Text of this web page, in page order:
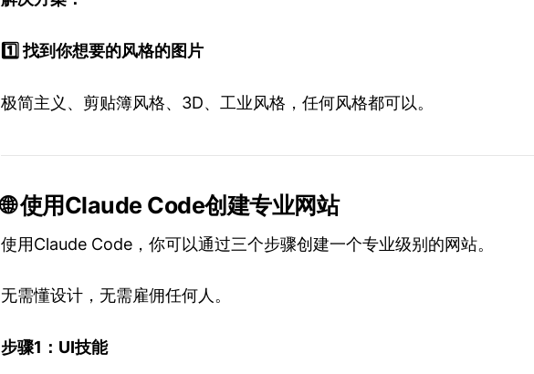
1️⃣ 找到你想要的风格的图片
极简主义、剪贴簿风格、3D、工业风格，任何风格都可以。
🌐 使用Claude Code创建专业网站
使用Claude Code，你可以通过三个步骤创建一个专业级别的网站。
无需懂设计，无需雇佣任何人。
步骤1：UI技能